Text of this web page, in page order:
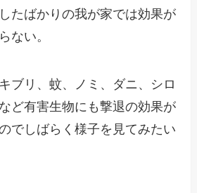
たばかりの我が家では効果が
ない。
ブリ、蚊、ノミ、ダニ、シロ
ど有害生物にも撃退の効果が
でしばらく様子を見てみたい